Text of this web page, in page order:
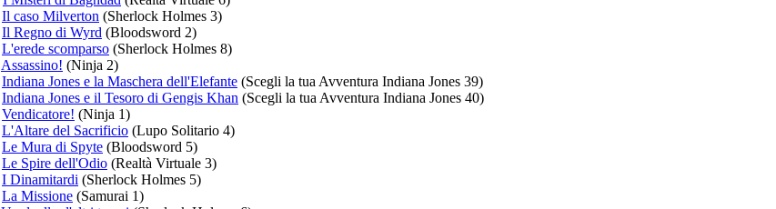
Il caso Milverton (Sherlock Holmes 3)
Il Regno di Wyrd (Bloodsword 2)
L'erede scomparso (Sherlock Holmes 8)
Assassino! (Ninja 2)
Indiana Jones e la Maschera dell'Elefante (Scegli la tua Avventura Indiana Jones 39)
Indiana Jones e il Tesoro di Gengis Khan (Scegli la tua Avventura Indiana Jones 40)
Vendicatore! (Ninja 1)
L'Altare del Sacrificio (Lupo Solitario 4)
Le Mura di Spyte (Bloodsword 5)
Le Spire dell'Odio (Realtà Virtuale 3)
I Dinamitardi (Sherlock Holmes 5)
La Missione (Samurai 1)